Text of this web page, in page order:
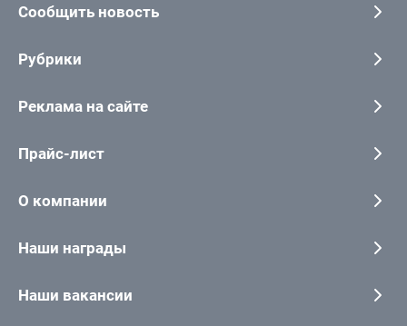
Сообщить новость
Рубрики
Реклама на сайте
Прайс-лист
О компании
Наши награды
Наши вакансии